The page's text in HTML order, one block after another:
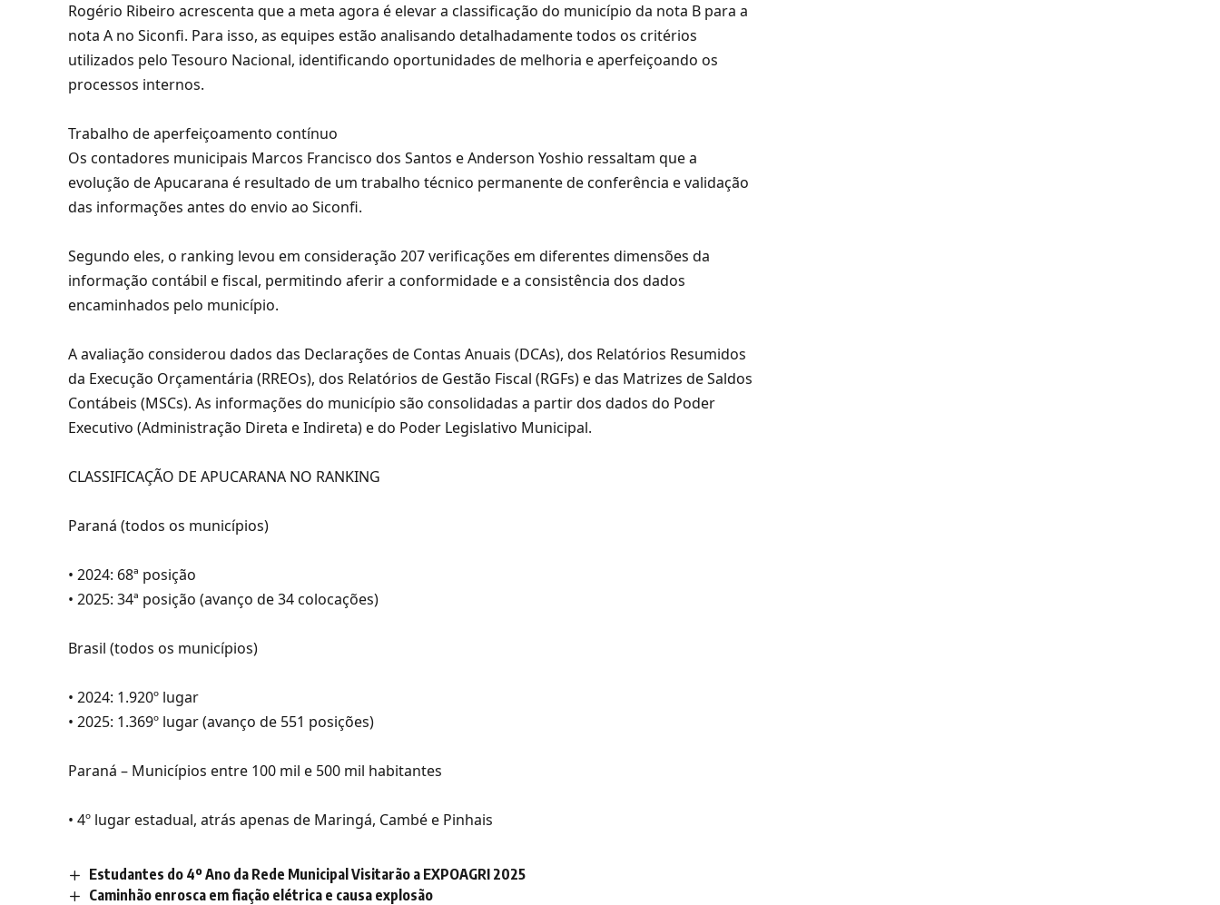
Rogério Ribeiro acrescenta que a meta agora é elevar a classificação do município da nota B para a
nota A no Siconfi. Para isso, as equipes estão analisando detalhadamente todos os critérios
utilizados pelo Tesouro Nacional, identificando oportunidades de melhoria e aperfeiçoando os
processos internos.
Trabalho de aperfeiçoamento contínuo
Os contadores municipais Marcos Francisco dos Santos e Anderson Yoshio ressaltam que a
evolução de Apucarana é resultado de um trabalho técnico permanente de conferência e validação
das informações antes do envio ao Siconfi.
Segundo eles, o ranking levou em consideração 207 verificações em diferentes dimensões da
informação contábil e fiscal, permitindo aferir a conformidade e a consistência dos dados
encaminhados pelo município.
A avaliação considerou dados das Declarações de Contas Anuais (DCAs), dos Relatórios Resumidos
da Execução Orçamentária (RREOs), dos Relatórios de Gestão Fiscal (RGFs) e das Matrizes de Saldos
Contábeis (MSCs). As informações do município são consolidadas a partir dos dados do Poder
Executivo (Administração Direta e Indireta) e do Poder Legislativo Municipal.
CLASSIFICAÇÃO DE APUCARANA NO RANKING
Paraná (todos os municípios)
• 2024: 68ª posição
• 2025: 34ª posição (avanço de 34 colocações)
Brasil (todos os municípios)
• 2024: 1.920º lugar
• 2025: 1.369º lugar (avanço de 551 posições)
Paraná – Municípios entre 100 mil e 500 mil habitantes
• 4º lugar estadual, atrás apenas de Maringá, Cambé e Pinhais
Estudantes do 4º Ano da Rede Municipal Visitarão a EXPOAGRI 2025
Caminhão enrosca em fiação elétrica e causa explosão